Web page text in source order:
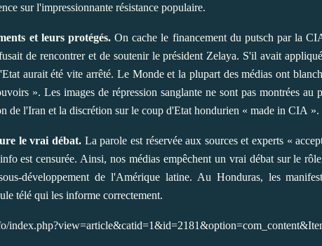
sur l'impressionnante résistance populaire.
et leurs protégés.On cache le financement du putsch par la
de rencontrer et de soutenir le président Zelaya. S'il avait
aurait été vite arrêté. Le Monde et la plupart des médias ont
». Les images de répression sanglante ne sont pas montrées au
de l'Iran et la discrétion sur le coup d'Etat hondurien « made in CIA ».
le vrai débat.La parole est réservée aux sources et experts «
est censurée. Ainsi, nos médias empêchent un vrai débat sur le
développement de l'Amérique latine. Au Honduras, les
télé qui les informe correctement.